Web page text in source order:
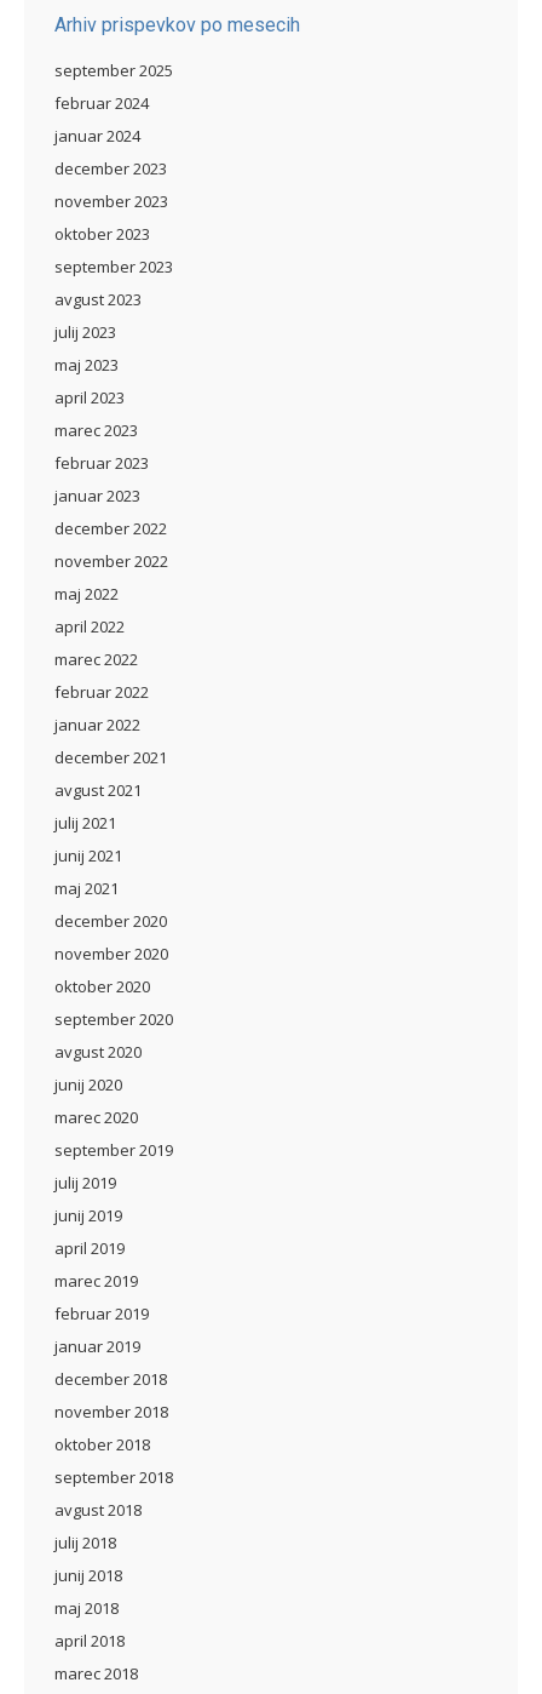
Arhiv prispevkov po mesecih
september 2025
februar 2024
januar 2024
december 2023
november 2023
oktober 2023
september 2023
avgust 2023
julij 2023
maj 2023
april 2023
marec 2023
februar 2023
januar 2023
december 2022
november 2022
maj 2022
april 2022
marec 2022
februar 2022
januar 2022
december 2021
avgust 2021
julij 2021
junij 2021
maj 2021
december 2020
november 2020
oktober 2020
september 2020
avgust 2020
junij 2020
marec 2020
september 2019
julij 2019
junij 2019
april 2019
marec 2019
februar 2019
januar 2019
december 2018
november 2018
oktober 2018
september 2018
avgust 2018
julij 2018
junij 2018
maj 2018
april 2018
marec 2018